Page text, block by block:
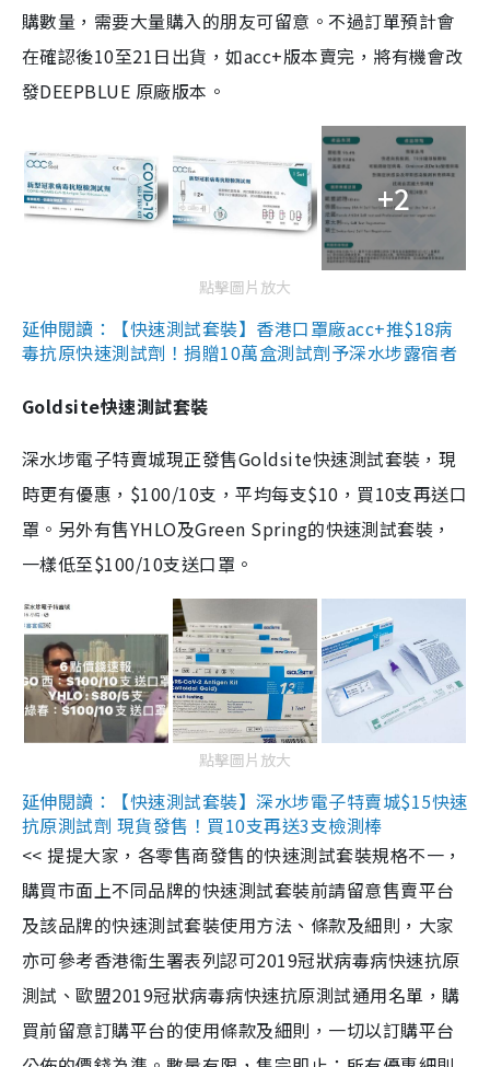
購數量，需要大量購入的朋友可留意。不過訂單預計會
在確認後10至21日出貨，如acc+版本賣完，將有機會改
發DEEPBLUE 原廠版本。
+2
點擊圖片放大
延伸閱讀：【快速測試套裝】香港口罩廠acc+推$18病
毒抗原快速測試劑！捐贈10萬盒測試劑予深水埗露宿者
Goldsite快速測試套裝
深水埗電子特賣城現正發售Goldsite快速測試套裝，現
時更有優惠，$100/10支，平均每支$10，買10支再送口
罩。另外有售YHLO及Green Spring的快速測試套裝，
一樣低至$100/10支送口罩。
點擊圖片放大
延伸閱讀：【快速測試套裝】深水埗電子特賣城$15快速
抗原測試劑 現貨發售！買10支再送3支檢測棒
<< 提提大家，各零售商發售的快速測試套裝規格不一，
購買市面上不同品牌的快速測試套裝前請留意售賣平台
及該品牌的快速測試套裝使用方法、條款及細則，大家
亦可參考香港衞生署表列認可2019冠狀病毒病快速抗原
測試、歐盟2019冠狀病毒病快速抗原測試通用名單，購
買前留意訂購平台的使用條款及細則，一切以訂購平台